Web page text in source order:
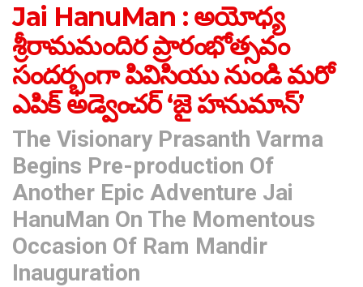
Jai HanuMan : అయోధ్య
శ్రీరామమందిర ప్రారంభోత్సవం
సందర్భంగా పివిసియు నుండి మరో
ఎపిక్ అడ్వెంచర్ ‘జై హనుమాన్’
The Visionary Prasanth Varma
Begins Pre-production Of
Another Epic Adventure Jai
HanuMan On The Momentous
Occasion Of Ram Mandir
Inauguration